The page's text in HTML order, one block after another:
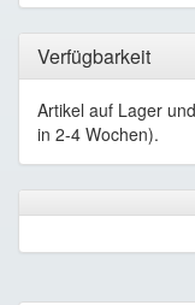
Verfügbarkeit
Artikel auf Lager
in 2-4 Wochen).